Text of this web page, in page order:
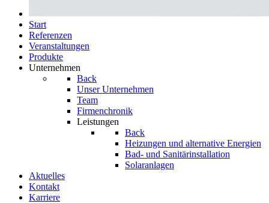
Start
Referenzen
Veranstal­tungen
Produkte
Unternehmen
Back
Unser Unternehmen
Team
Firmenchronik
Leistungen
Back
Heizungen und alternative Energien
Bad- und Sanitär­­instal­­lation
Solaranlagen
Aktuelles
Kontakt
Karriere